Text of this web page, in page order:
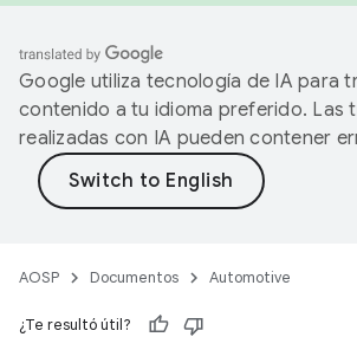
Google utiliza tecnología de IA para
contenido a tu idioma preferido. Las
realizadas con IA pueden contener
AOSP Documentos Automotive
¿Te resultó útil?